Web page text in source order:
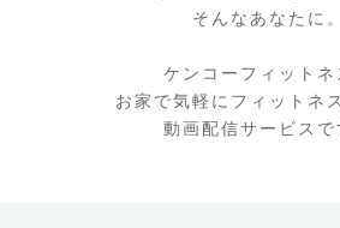
そんなあなたに。
ケンコーフィットネ
お家で気軽にフィットネ
動画配信サービスで